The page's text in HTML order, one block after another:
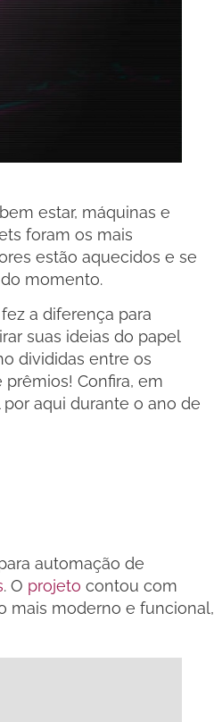
estar, máquinas e
foram os mais
estão aquecidos e se
momento.
a diferença para
suas ideias do papel
divididas entre os
Confira, em
aqui durante o ano de
automação de
. O projeto contou com
mais moderno e funcional,